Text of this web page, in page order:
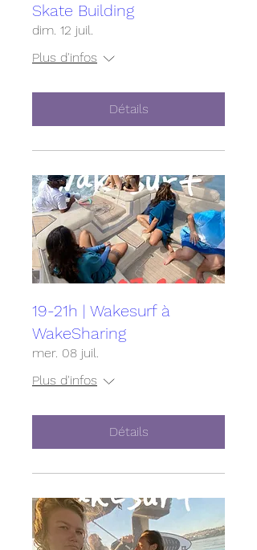
Skate Building
dim. 12 juil.
Plus d'infos
Détails
19-21h | Wakesurf à
WakeSharing
mer. 08 juil.
Plus d'infos
Détails